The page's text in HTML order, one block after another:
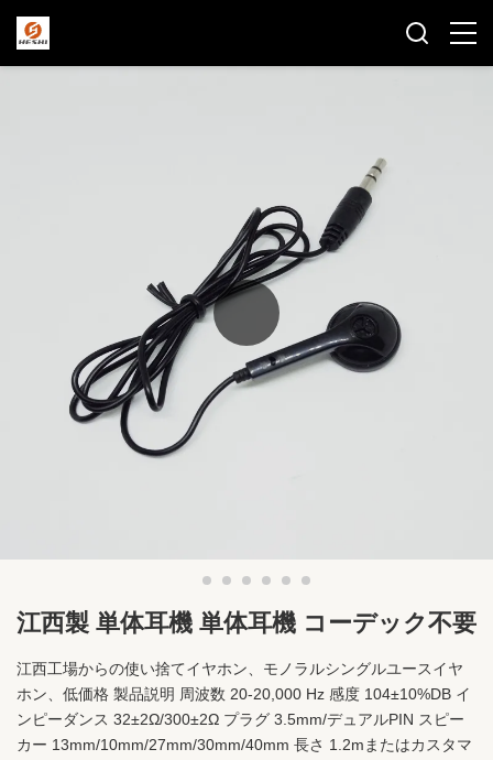
江西製 単体耳機 単体耳機 コーデック不要
江西工場からの使い捨てイヤホン、モノラルシングルユースイヤ
ホン、低価格 製品説明 周波数 20-20,000 Hz 感度 104±10%DB イ
ンピーダンス 32±2Ω/300±2Ω プラグ 3.5mm/デュアルPIN スピー
カー 13mm/10mm/27mm/30mm/40mm 長さ 1.2mまたはカスタマ